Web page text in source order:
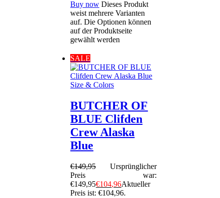
Buy now Dieses Produkt
weist mehrere Varianten
auf. Die Optionen können
auf der Produktseite
gewählt werden
SALE
Size & Colors
BUTCHER OF
BLUE Clifden
Crew Alaska
Blue
€149,95
Ursprünglicher
Preis war:
€149,95€104,96Aktueller
Preis ist: €104,96.